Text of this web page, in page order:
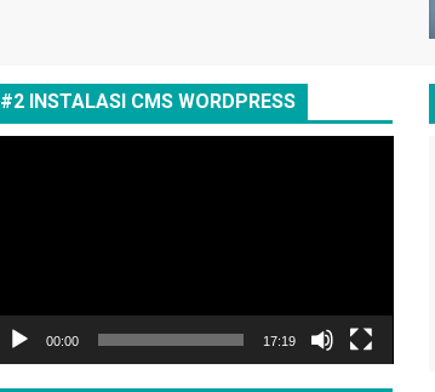
#2 INSTALASI CMS WORDPRESS
00:00 17:19